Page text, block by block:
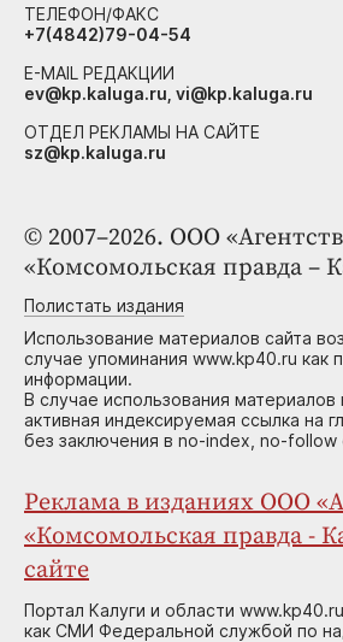
© 2007–2026. ООО
«Комсомольская правда –
Полистать издания
Использование материалов сайта
случае упоминания www.kp40.ru как
информации.
В случае использования материалов
активная индексируемая ссылка на
без заключения в no-index, no-follow
Реклама в изданиях ООО
«Комсомольская правда -
сайте
Портал Калуги и области
как СМИ Федеральной службой по
ТЕЛЕФОН/ФАКС
+7(4842)79-04-54
E-MAIL РЕДАКЦИИ
ev@kp.kaluga.ru, vi@kp.kaluga.ru
ОТДЕЛ РЕКЛАМЫ НА САЙТЕ
sz@kp.kaluga.ru